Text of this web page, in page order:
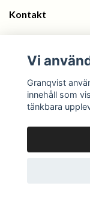
Kontakt
Sociala medier
Vi
Granqvist
innehåll som
tänkbara